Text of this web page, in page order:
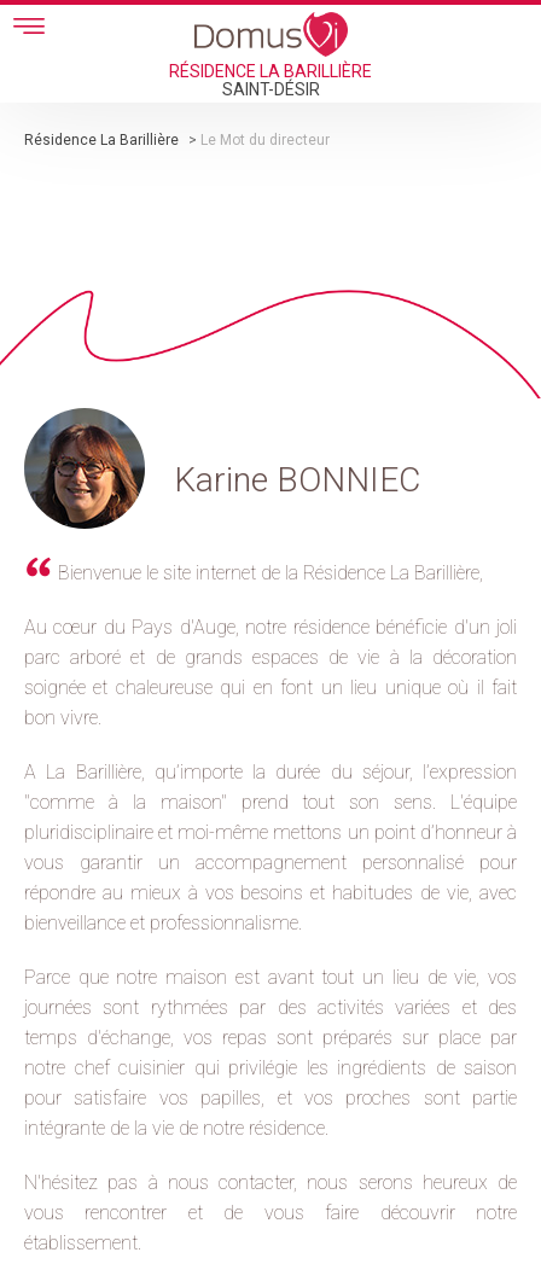
Skip to main content
RÉSIDENCE LA BARILLIÈRE
SAINT-DÉSIR
Résidence La Barillière > Le Mot du directeur
Karine BONNIEC
Bienvenue le site internet de la Résidence La Barillière,
Au cœur du Pays d'Auge, notre résidence bénéficie d'un joli
parc arboré et de grands espaces de vie à la décoration
soignée et chaleureuse qui en font un lieu unique où il fait
bon vivre.
A La Barillière, qu’importe la durée du séjour, l’expression
"comme à la maison" prend tout son sens. L'équipe
pluridisciplinaire et moi-même mettons un point d’honneur à
vous garantir un accompagnement personnalisé pour
répondre au mieux à vos besoins et habitudes de vie, avec
bienveillance et professionnalisme.
Parce que notre maison est avant tout un lieu de vie, vos
journées sont rythmées par des activités variées et des
temps d'échange, vos repas sont préparés sur place par
notre chef cuisinier qui privilégie les ingrédients de saison
pour satisfaire vos papilles, et vos proches sont partie
intégrante de la vie de notre résidence.
N'hésitez pas à nous contacter, nous serons heureux de
vous rencontrer et de vous faire découvrir notre
établissement.